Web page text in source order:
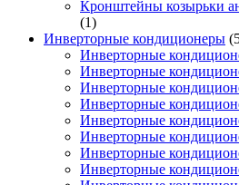
Кронштейны козырьки
(1)
Инверторные кондиционеры
Инверторные
Инверторные
Инверторные
Инверторные
Инверторные
Инверторные
Инверторные
Инверторные